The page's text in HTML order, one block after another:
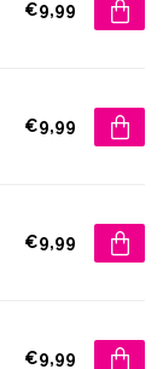
€9,99
€9,99
€9,99
€9,99